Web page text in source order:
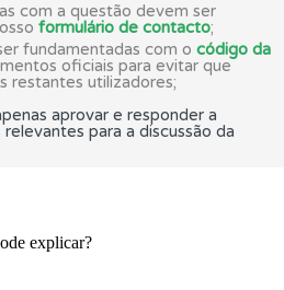
com a questão devem ser
formulário de contacto;
fundamentadas com o código da
oficiais para evitar que
restantes utilizadores;
aprovar e responder a
para a discussão da